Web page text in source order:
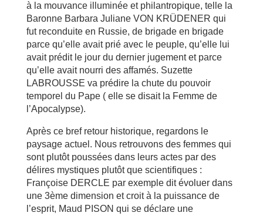
à la mouvance illuminée et philantropique, telle la
Baronne Barbara Juliane VON KRÜDENER qui
fut reconduite en Russie, de brigade en brigade
parce qu’elle avait prié avec le peuple, qu’elle lui
avait prédit le jour du dernier jugement et parce
qu’elle avait nourri des affamés. Suzette
LABROUSSE va prédire la chute du pouvoir
temporel du Pape ( elle se disait la Femme de
l’Apocalypse).
Après ce bref retour historique, regardons le
paysage actuel. Nous retrouvons des femmes qui
sont plutôt poussées dans leurs actes par des
délires mystiques plutôt que scientifiques :
Françoise DERCLE par exemple dit évoluer dans
une 3ème dimension et croit à la puissance de
l’esprit, Maud PISON qui se déclare une